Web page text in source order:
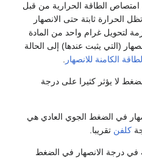
الطاقة الحرارية من قبل
الحرارة ثابتة حتى الانصهار
لتحويل غرام واحد من المادة
(التي يثبت عندها) إلى الحالة
الكامنة للانصهار
لا يؤثر كثيرا على درجة
في الضغط الجوي العادي هي
كلفن تقريبا.
في درجة الانصهار في الضغط